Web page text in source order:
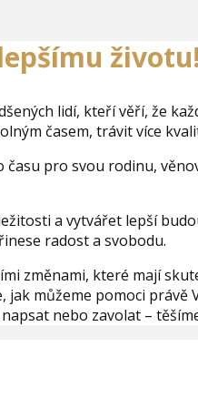
životu!
lidí, kteří věří, že
časem, trávit více
pro svou rodinu,
a vytvářet lepší
radost a svobodu.
změnami, které mají
můžeme pomoci právě
nebo zavolat –